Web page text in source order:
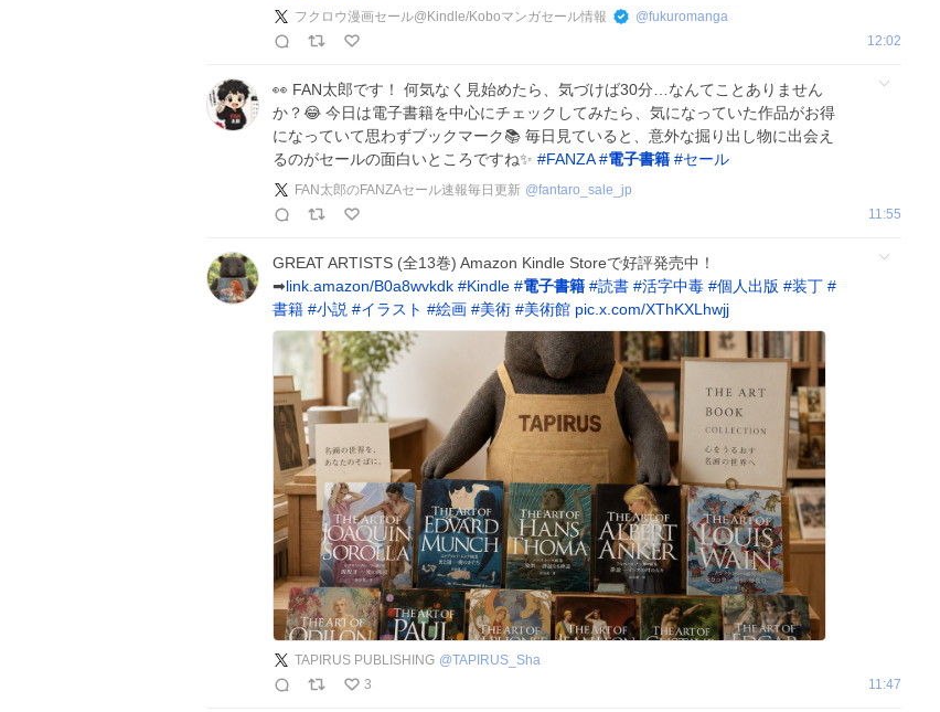
フクロウ漫画セール@Kindle/Koboマンガセール情報 @fukuromanga
12:02
👀 FAN太郎です！ 何気なく見始めたら、気づけば30分…なんてことありません
か？😂 今日は電子書籍を中心にチェックしてみたら、気になっていた作品がお得
になっていて思わずブックマーク📚 毎日見ていると、意外な掘り出し物に出会え
るのがセールの面白いところですね✨ #FANZA #電子書籍 #セール
FAN太郎のFANZAセール速報毎日更新 @fantaro_sale_jp
11:55
GREAT ARTISTS (全13巻) Amazon Kindle Storeで好評発売中！
➡︎link.amazon/B0a8wvkdk #Kindle #電子書籍 #読書 #活字中毒 #個人出版 #装丁 #
書籍 #小説 #イラスト #絵画 #美術 #美術館 pic.x.com/XThKXLhwjj
TAPIRUS PUBLISHING @TAPIRUS_Sha
3
11:47